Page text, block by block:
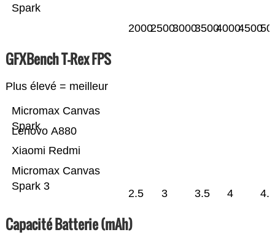
Spark
200025003000350040004500
GFXBench T-Rex FPS
Plus élevé = meilleur
Micromax Canvas
Spark 3
Xiaomi Redmi
Lenovo A880
Micromax Canvas
Spark
2.5 3 3.5 4 4.5
Capacité Batterie (mAh)